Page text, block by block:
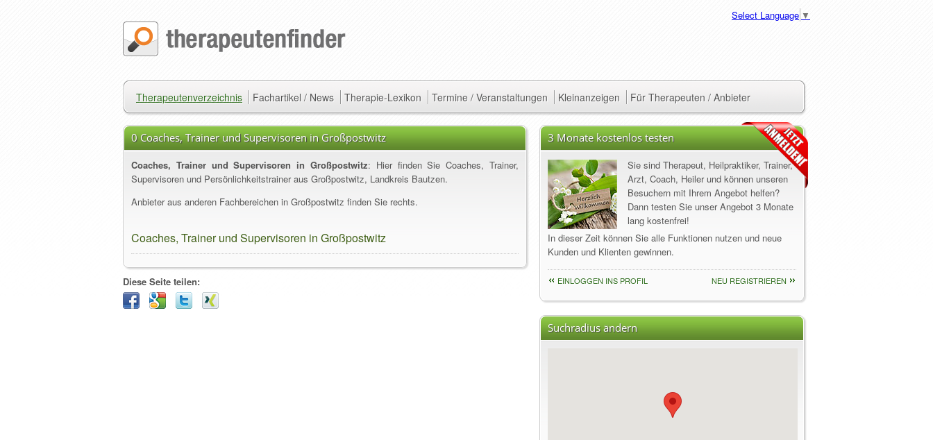
Select Language ▼
Therapeutenverzeichnis Fachartikel / News Therapie-Lexikon Termine / Veranstaltungen Kleinanzeigen Für Therapeuten / Anbieter
0 Coaches, Trainer und Supervisoren in Großpostwitz
Coaches, Trainer und Supervisoren in Großpostwitz: Hier finden Sie Coaches, Trainer,
Supervisoren und Persönlichkeitstrainer aus Großpostwitz, Landkreis Bautzen.
Anbieter aus anderen Fachbereichen in Großpostwitz finden Sie rechts.
Coaches, Trainer und Supervisoren in Großpostwitz
Diese Seite teilen:
3 Monate kostenlos testen
Sie sind Therapeut, Heilpraktiker, Trainer,
Arzt, Coach, Heiler und können unseren
Besuchern mit Ihrem Angebot helfen?
Dann testen Sie unser Angebot 3 Monate
lang kostenfrei!
In dieser Zeit können Sie alle Funktionen nutzen und neue
Kunden und Klienten gewinnen.
EINLOGGEN INS PROFIL NEU REGISTRIEREN
Suchradius ändern